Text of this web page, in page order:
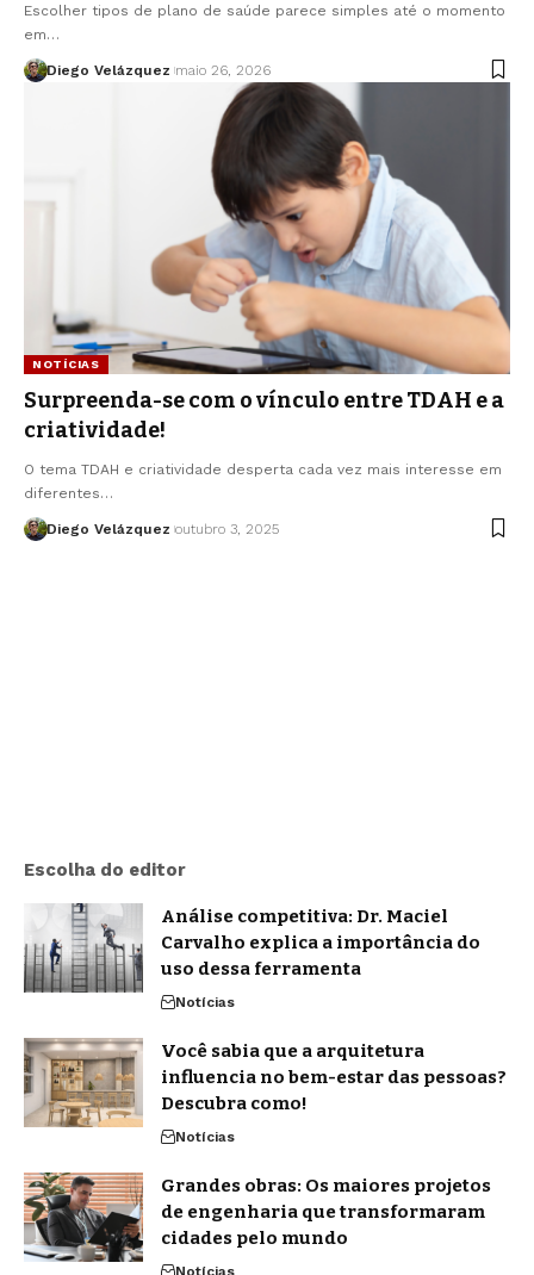
Escolher tipos de plano de saúde parece simples até o momento
em…
Diego Velázquez maio 26, 2026
NOTÍCIAS
Surpreenda-se com o vínculo entre TDAH e a
criatividade!
O tema TDAH e criatividade desperta cada vez mais interesse em
diferentes…
Diego Velázquez outubro 3, 2025
Escolha do editor
Análise competitiva: Dr. Maciel
Carvalho explica a importância do
uso dessa ferramenta
Notícias
Você sabia que a arquitetura
influencia no bem-estar das pessoas?
Descubra como!
Notícias
Grandes obras: Os maiores projetos
de engenharia que transformaram
cidades pelo mundo
Notícias